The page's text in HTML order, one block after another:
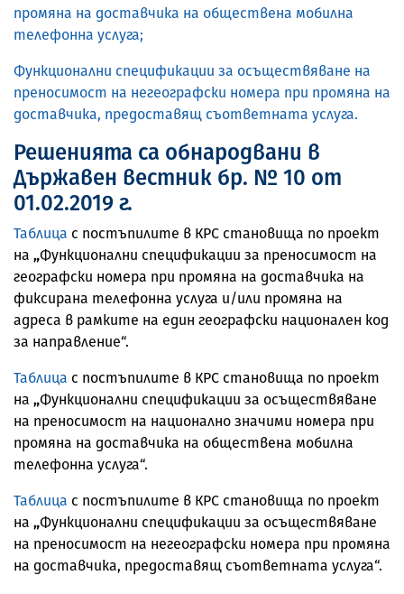
промяна на доставчика на обществена мобилна
телефонна услуга;
Функционални спецификации за осъществяване на
преносимост на негеографски номера при промяна на
доставчика, предоставящ съответната услуга.
Решенията са обнародвани в
Държавен вестник бр. № 10 от
01.02.2019 г.
Таблица с постъпилите в КРС становища по проект
на „Функционални спецификации за преносимост на
географски номера при промяна на доставчика на
фиксирана телефонна услуга и/или промяна на
адреса в рамките на един географски национален код
за направление“.
Таблица с постъпилите в КРС становища по проект
на „Функционални спецификации за осъществяване
на преносимост на национално значими номера при
промяна на доставчика на обществена мобилна
телефонна услуга“.
Таблица с постъпилите в КРС становища по проект
на „Функционални спецификации за осъществяване
на преносимост на негеографски номера при промяна
на доставчика, предоставящ съответната услуга“.